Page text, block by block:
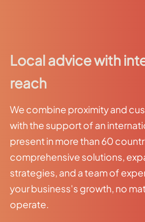
Local advice with
reach
We combine proximity and
with the support of an
present in more than 60
comprehensive solutions,
strategies, and a team of
your business's growth, no
operate.